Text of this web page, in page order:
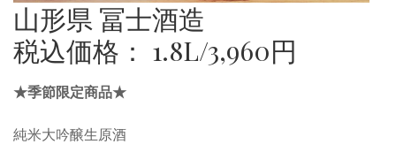
山形県 冨士酒造
税込価格： 1.8L/3,960円
★季節限定商品★
純米大吟醸生原酒